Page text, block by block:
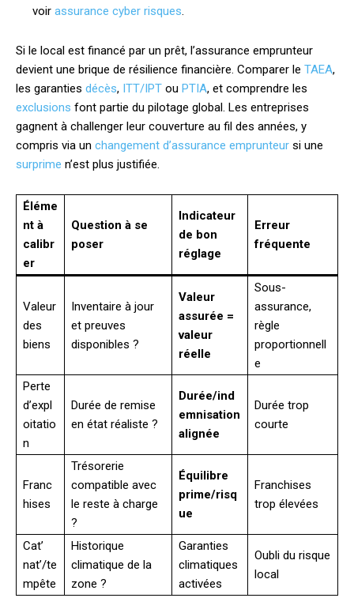
voir assurance cyber risques.
Si le local est financé par un prêt, l’assurance emprunteur
devient une brique de résilience financière. Comparer le TAEA,
les garanties décès, ITT/IPT ou PTIA, et comprendre les
exclusions font partie du pilotage global. Les entreprises
gagnent à challenger leur couverture au fil des années, y
compris via un changement d’assurance emprunteur si une
surprime n’est plus justifiée.
Éléme
nt à
calibr
er
Question à se
poser
Indicateur
de bon
réglage
Erreur
fréquente
Valeur
des
biens
Inventaire à jour
et preuves
disponibles ?
Valeur
assurée =
valeur
réelle
Sous-
assurance,
règle
proportionnell
e
Perte
d’expl
oitatio
n
Durée de remise
en état réaliste ?
Durée/ind
emnisation
alignée
Durée trop
courte
Franc
hises
Trésorerie
compatible avec
le reste à charge
?
Équilibre
prime/risq
ue
Franchises
trop élevées
Cat’
nat’/te
mpête
Historique
climatique de la
zone ?
Garanties
climatiques
activées
Oubli du risque
local